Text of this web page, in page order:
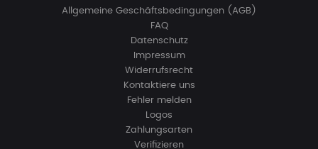
Allgemeine Geschäftsbedingungen (AGB)
FAQ
Datenschutz
Impressum
Widerrufsrecht
Kontaktiere uns
Fehler melden
Logos
Zahlungsarten
Verifizieren